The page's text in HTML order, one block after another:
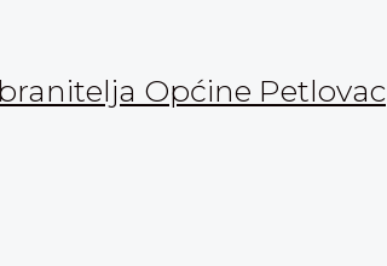
Općine Petlovac